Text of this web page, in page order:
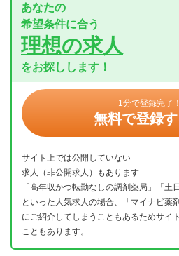
あなたの
希望条件に合う
理想の求人
をお探しします！
1分で登録完了！
無料で登録す
サイト上では公開していない
求人（非公開求人）もあります
「高年収かつ転勤なしの調剤薬局」「土
といった人気求人の場合、「マイナビ薬
にご紹介してしまうこともあるためサイ
こともあります。